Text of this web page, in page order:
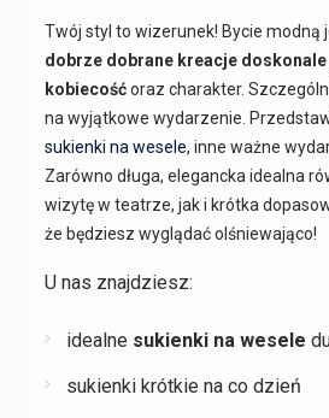
Twój styl to wizerunek! Bycie modną
dobrze dobrane kreacje
kobiecośćoraz charakter.
na wyjątkowe wydarzenie.
sukienki na wesele, inne ważne
Zarówno długa, elegancka idealna
wizytę w teatrze, jak i krótka
że będziesz wyglądać olśniewająco!
U nas znajdziesz:
idealne sukienki na wesele
sukienki krótkie na co dzień